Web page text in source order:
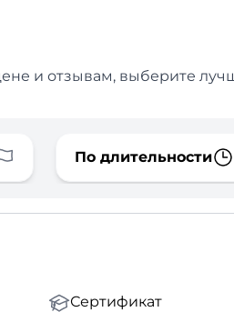
и отзывам, выберите
По длительности
Сертификат